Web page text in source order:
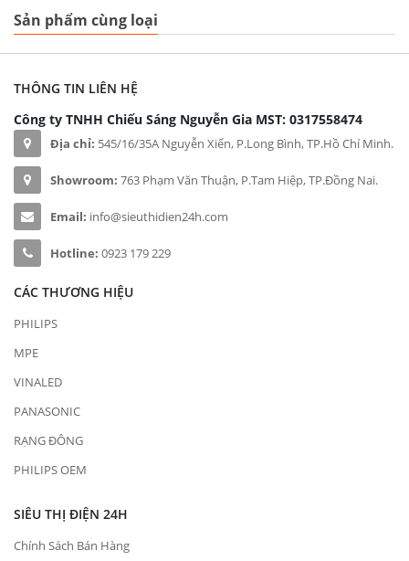
Sản phẩm cùng loại
THÔNG TIN LIÊN HỆ
Công ty TNHH Chiếu Sáng Nguyễn Gia MST: 0317558474
Địa chỉ: 545/16/35A Nguyễn Xiển, P.Long Bình, TP.Hồ Chí Minh.
Showroom: 763 Phạm Văn Thuận, P.Tam Hiệp, TP.Đồng Nai.
Email: info@sieuthidien24h.com
Hotline: 0923 179 229
CÁC THƯƠNG HIỆU
PHILIPS
MPE
VINALED
PANASONIC
RẠNG ĐÔNG
PHILIPS OEM
SIÊU THỊ ĐIỆN 24H
Chính Sách Bán Hàng